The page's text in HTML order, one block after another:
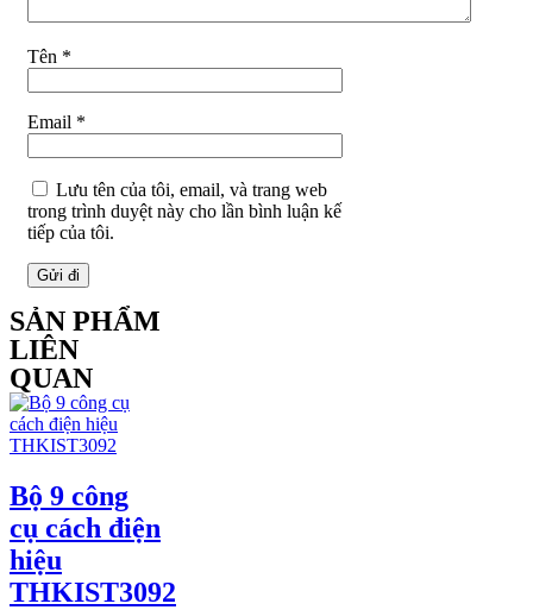
Tên *
Email *
Lưu tên của tôi, email, và trang web
trong trình duyệt này cho lần bình luận kế
tiếp của tôi.
SẢN PHẨM
LIÊN
QUAN
Bộ 9 công
cụ cách điện
hiệu
THKIST3092